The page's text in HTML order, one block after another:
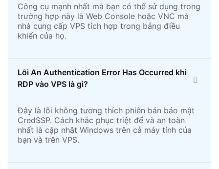
Công cụ mạnh nhất mà bạn có thể sử dụng trong
trường hợp này là Web Console hoặc VNC mà
nhà cung cấp VPS tích hợp trong bảng điều
khiển của họ.
Lỗi An Authentication Error Has Occurred khi
RDP vào VPS là gì?
Đây là lỗi không tương thích phiên bản bảo mật
CredSSP. Cách khắc phục triệt để và an toàn
nhất là cập nhật Windows trên cả máy tính của
bạn và trên VPS.